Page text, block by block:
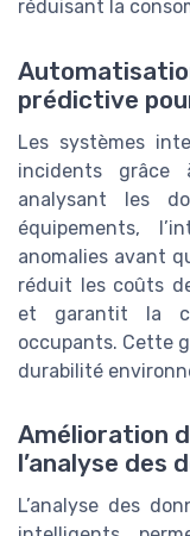
réduisant la
prédictive
Les systèmes
incidents grâce
analysant les
équipements,
anomalies avant
réduit les coûts
et garantit la
occupants. Cette
durabilité
Amélioration
l’analyse des
L’analyse des